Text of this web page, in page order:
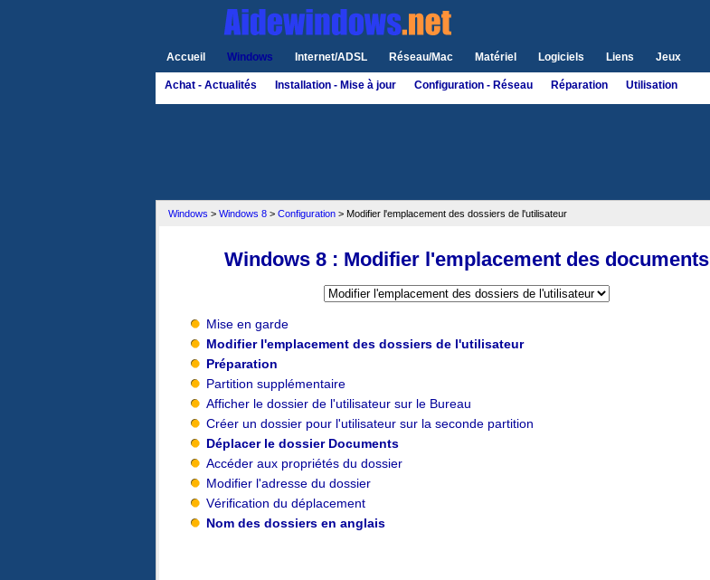
Accueil Windows Internet/ADSL Réseau/Mac Matériel Logiciels Liens Jeux
Achat - Actualités Installation - Mise à jour Configuration - Réseau Réparation Utilisation
Windows > Windows 8 > Configuration > Modifier l'emplacement des dossiers de l'utilisateur
Windows 8 : Modifier l'emplacement des documents
Mise en garde
Modifier l'emplacement des dossiers de l'utilisateur
Préparation
Partition supplémentaire
Afficher le dossier de l'utilisateur sur le Bureau
Créer un dossier pour l'utilisateur sur la seconde partition
Déplacer le dossier Documents
Accéder aux propriétés du dossier
Modifier l'adresse du dossier
Vérification du déplacement
Nom des dossiers en anglais